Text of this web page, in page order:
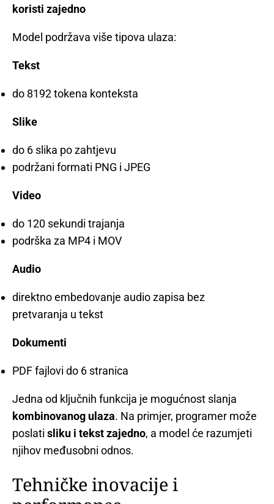
koristi zajedno
Model podržava više tipova ulaza:
Tekst
do 8192 tokena konteksta
Slike
do 6 slika po zahtjevu
podržani formati PNG i JPEG
Video
do 120 sekundi trajanja
podrška za MP4 i MOV
Audio
direktno embedovanje audio zapisa bez
pretvaranja u tekst
Dokumenti
PDF fajlovi do 6 stranica
Jedna od ključnih funkcija je mogućnost slanja
kombinovanog ulaza. Na primjer, programer može
poslati sliku i tekst zajedno, a model će razumjeti
njihov međusobni odnos.
Tehničke inovacije i